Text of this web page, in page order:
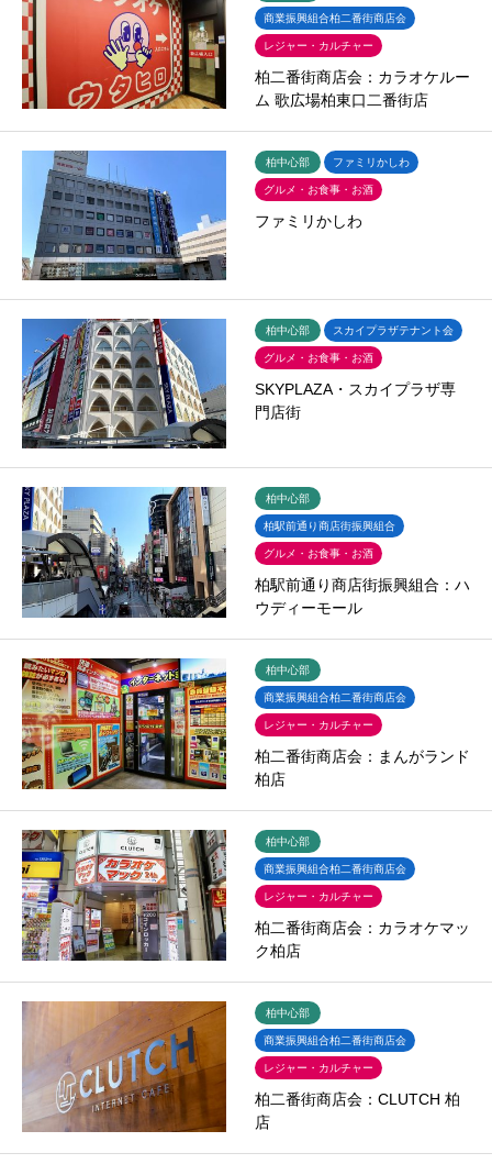
商業振興組合柏二番街商店会
レジャー・カルチャー
柏二番街商店会：カラオケルー
ム 歌広場柏東口二番街店
柏中心部 ファミリかしわ
グルメ・お食事・お酒
ファミリかしわ
柏中心部 スカイプラザテナント会
グルメ・お食事・お酒
SKYPLAZA・スカイプラザ専
門店街
柏中心部
柏駅前通り商店街振興組合
グルメ・お食事・お酒
柏駅前通り商店街振興組合：ハ
ウディーモール
柏中心部
商業振興組合柏二番街商店会
レジャー・カルチャー
柏二番街商店会：まんがランド
柏店
柏中心部
商業振興組合柏二番街商店会
レジャー・カルチャー
柏二番街商店会：カラオケマッ
ク柏店
柏中心部
商業振興組合柏二番街商店会
レジャー・カルチャー
柏二番街商店会：CLUTCH 柏
店